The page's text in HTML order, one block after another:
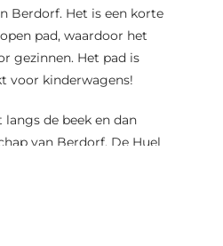
Berdorf. Het is een korte
pad, waardoor het
gezinnen. Het pad is
voor kinderwagens!
de beek en dan
van Berdorf. De Huel